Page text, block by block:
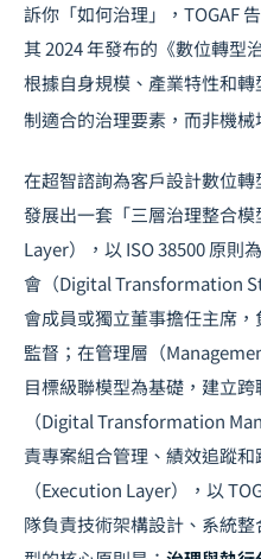
訴你「如何治理」，TOGAF
其 2024 年發布的《數位轉型
根據自身規模、產業特性和
制適合的治理要素，而非機
在超智諮詢為客戶設計數位
發展出一套「三層治理整合
Layer），以 ISO 38500 原則
會（Digital Transformation
會成員或獨立董事擔任主席
監督；在管理層（
目標級聯模型為基礎，建立
（Digital Transformation
責專案組合管理、績效追蹤
（Execution Layer），以
隊負責技術架構設計、系統